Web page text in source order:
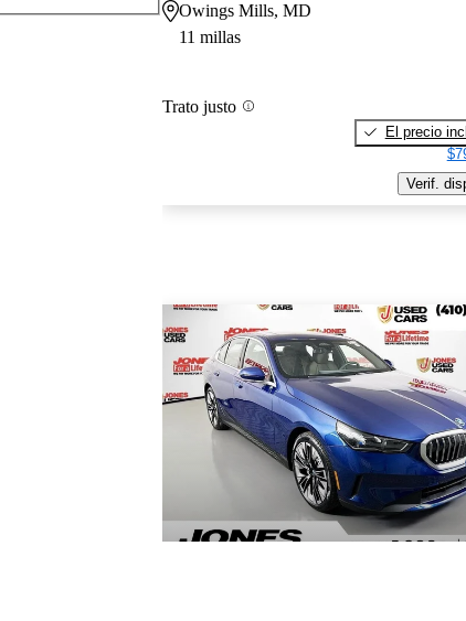
Owings Mills, MD
11 millas
Trato justo
El precio
Verif.